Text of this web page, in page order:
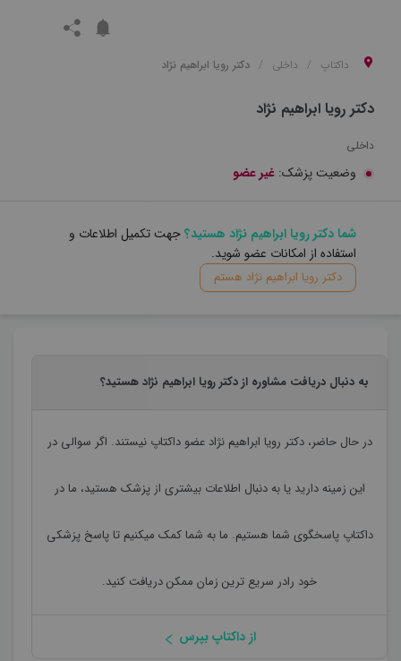
داکتاپ داخلی دکتر رویا ابراهیم نژاد
دکتر رویا ابراهیم نژاد
داخلی
وضعیت پزشک: غیر عضو
شما دکتر رویا ابراهیم نژاد هستید؟جهت تکمیل اطلاعات و
استفاده از امکانات عضو شوید.
دکتر رویا ابراهیم نژاد هستم
به دنبال دریافت مشاوره از دکتر رویا ابراهیم نژاد هستید؟
در حال حاضر،دکتر رویا ابراهیم نژاد عضو داکتاپ نیستند. اگر سوالی در
این زمینه دارید یا به دنبال اطلاعات بیشتری از پزشک هستید، ما در
داکتاپ پاسخگوی شما هستیم. ما به شما کمک میکنیم تا پاسخ پزشکی
خود رادر سریع ترین زمان ممکن دریافت کنید.
از داکتاپ بپرس